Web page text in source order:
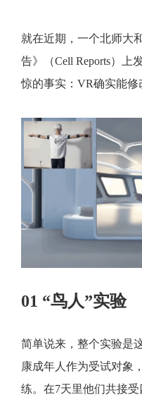
就在近期，一个北师大
告》（Cell Reports）上
惊的事实：VR确实能修
01 “鸟人”实验
简单说来，整个实验是
康成年人作为受试对象
练。在7天里他们共接